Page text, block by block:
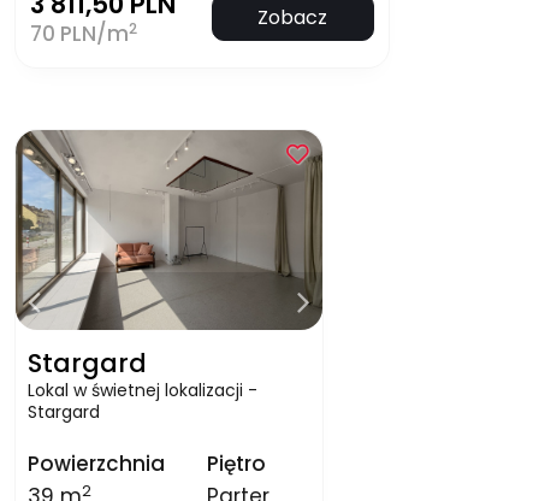
70 PLN/m2 Zobacz
Stargard
Lokal w świetnej lokalizacji -
Stargard
Powierzchnia
2
Piętro